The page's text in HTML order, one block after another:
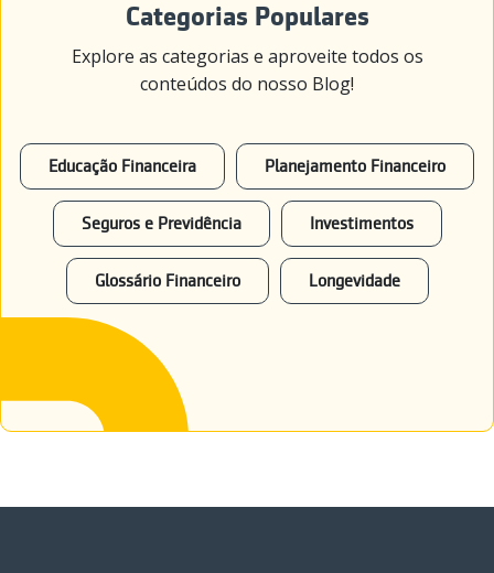
Categorias Populares
Explore as categorias e aproveite todos os
conteúdos do nosso Blog!
Educação Financeira Planejamento Financeiro
Seguros e Previdência Investimentos
Glossário Financeiro Longevidade